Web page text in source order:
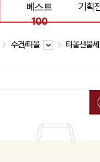
베스트
100
기획
수건/타올 타올선물